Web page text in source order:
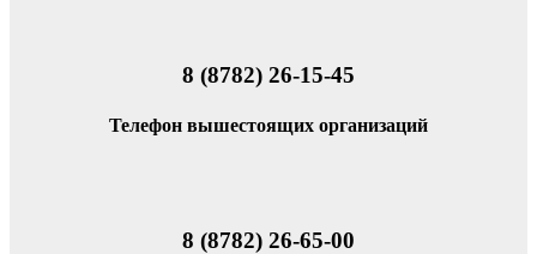
8 (8782) 26-15-45
Телефон вышестоящих организаций
8 (8782) 26-65-00